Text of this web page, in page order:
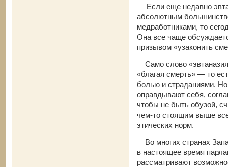
— Если еще недавно
абсолютным
медработниками, то
Она все чаще
призывом «узаконить
Само слово
«благая смерть» — то
болью и страданиями.
оправдывают себя,
чтобы не быть обузой,
чем-то стоящим выше
этических норм.
Во многих странах
в настоящее время
рассматривают